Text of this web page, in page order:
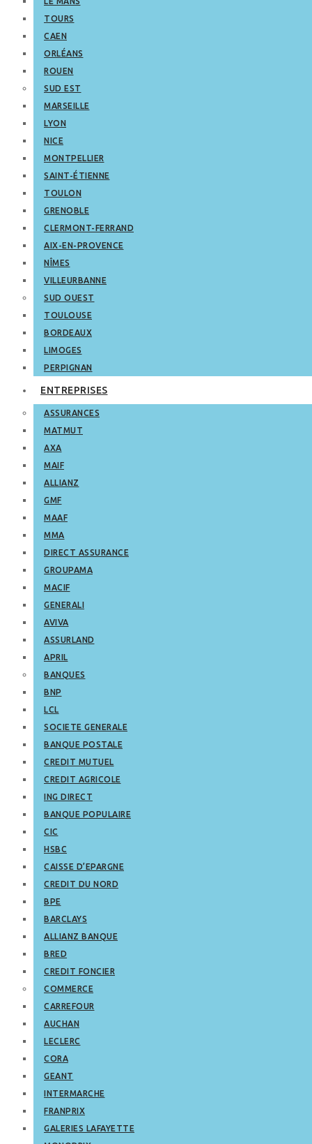
TOURS
CAEN
ORLÉANS
ROUEN
SUD EST
MARSEILLE
LYON
NICE
MONTPELLIER
SAINT-ÉTIENNE
TOULON
GRENOBLE
CLERMONT-FERRAND
AIX-EN-PROVENCE
NÎMES
VILLEURBANNE
SUD OUEST
TOULOUSE
BORDEAUX
LIMOGES
PERPIGNAN
ENTREPRISES
ASSURANCES
MATMUT
AXA
MAIF
ALLIANZ
GMF
MAAF
MMA
DIRECT ASSURANCE
GROUPAMA
MACIF
GENERALI
AVIVA
ASSURLAND
APRIL
BANQUES
BNP
LCL
SOCIETE GENERALE
BANQUE POSTALE
CREDIT MUTUEL
CREDIT AGRICOLE
ING DIRECT
BANQUE POPULAIRE
CIC
HSBC
CAISSE D’EPARGNE
CREDIT DU NORD
BPE
BARCLAYS
ALLIANZ BANQUE
BRED
CREDIT FONCIER
COMMERCE
CARREFOUR
AUCHAN
LECLERC
CORA
GEANT
INTERMARCHE
FRANPRIX
GALERIES LAFAYETTE